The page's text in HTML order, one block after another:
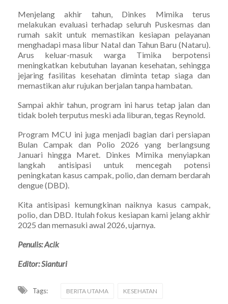
Menjelang akhir tahun, Dinkes Mimika terus
melakukan evaluasi terhadap seluruh Puskesmas dan
rumah sakit untuk memastikan kesiapan pelayanan
menghadapi masa libur Natal dan Tahun Baru (Nataru).
Arus keluar-masuk warga Timika berpotensi
meningkatkan kebutuhan layanan kesehatan, sehingga
jejaring fasilitas kesehatan diminta tetap siaga dan
memastikan alur rujukan berjalan tanpa hambatan.
Sampai akhir tahun, program ini harus tetap jalan dan
tidak boleh terputus meski ada liburan, tegas Reynold.
Program MCU ini juga menjadi bagian dari persiapan
Bulan Campak dan Polio 2026 yang berlangsung
Januari hingga Maret. Dinkes Mimika menyiapkan
langkah antisipasi untuk mencegah potensi
peningkatan kasus campak, polio, dan demam berdarah
dengue (DBD).
Kita antisipasi kemungkinan naiknya kasus campak,
polio, dan DBD. Itulah fokus kesiapan kami jelang akhir
2025 dan memasuki awal 2026, ujarnya.
Penulis: Acik
Editor: Sianturi
Tags: BERITA UTAMA KESEHATAN